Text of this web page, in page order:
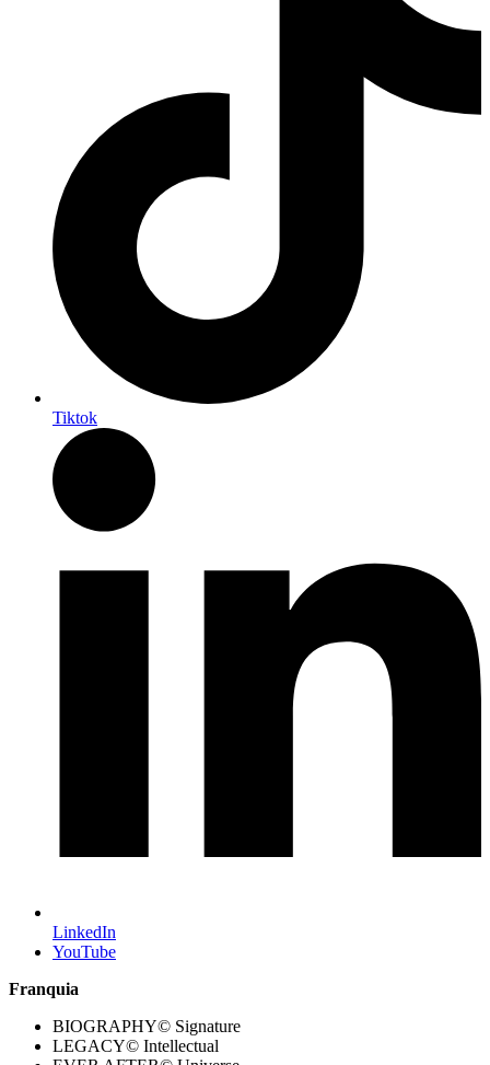
Tiktok
LinkedIn
YouTube
Franquia
BIOGRAPHY© Signature
LEGACY© Intellectual